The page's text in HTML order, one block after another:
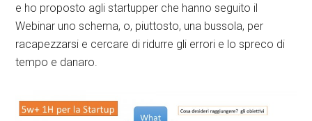
e ho proposto agli startupper che hanno seguito il
Webinar uno schema, o, piuttosto, una bussola, per
racapezzarsi e cercare di ridurre gli errori e lo spreco di
tempo e danaro.